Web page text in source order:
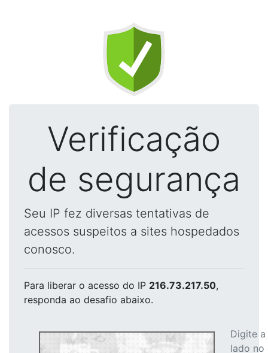
Verificação
de segurança
Seu IP fez diversas tentativas de
acessos suspeitos a sites hospedados
conosco.
Para liberar o acesso do IP 216.73.217.50,
responda ao desafio abaixo.
Digite
lado no